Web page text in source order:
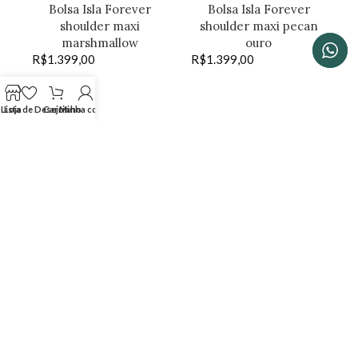
Bolsa Isla Forever
shoulder maxi
marshmallow
R$1.399,00
Bolsa Isla Forever
shoulder maxi pecan
ouro
R$1.399,00
Loja
Lista de Desejos
Carrinho
Minha conta